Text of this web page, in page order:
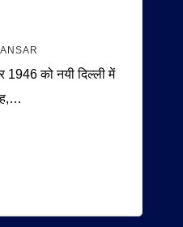
1946 को नयी दिल्ली में